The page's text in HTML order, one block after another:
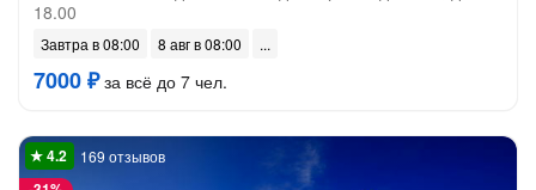
18.00
Завтра в 08:00 8 авг в 08:00
7000 ₽за всё до 7 чел.
169 отзывов